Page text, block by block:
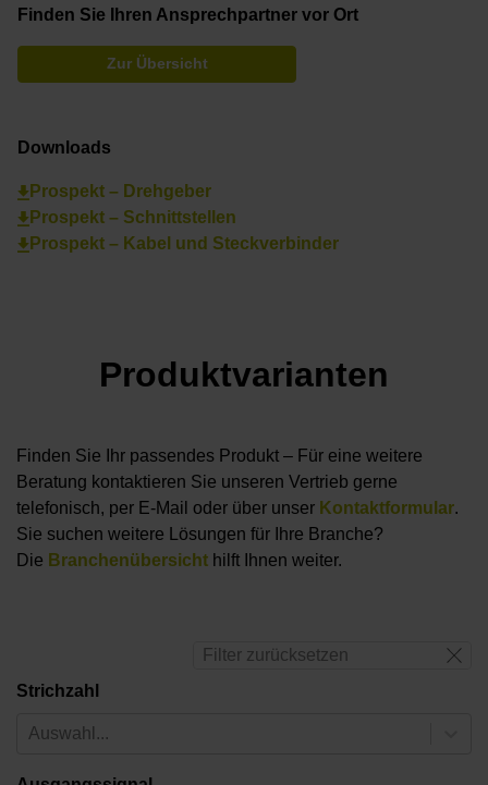
Finden Sie Ihren Ansprechpartner vor Ort
Zur Übersicht
Downloads
Prospekt – Drehgeber
Prospekt – Schnittstellen
Prospekt – Kabel und Steckverbinder
Produktvarianten
Finden Sie Ihr passendes Produkt – Für eine weitere
Beratung kontaktieren Sie unseren Vertrieb gerne
telefonisch, per E-Mail oder über unser Kontaktformular.
Sie suchen weitere Lösungen für Ihre Branche?
Die Branchenübersicht hilft Ihnen weiter.
Filter zurücksetzen
Strichzahl
Auswahl...